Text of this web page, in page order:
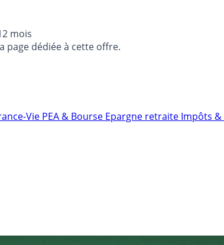
mois
page dédiée à cette offre.
Vie PEA & Bourse Epargne retraite Impôts &